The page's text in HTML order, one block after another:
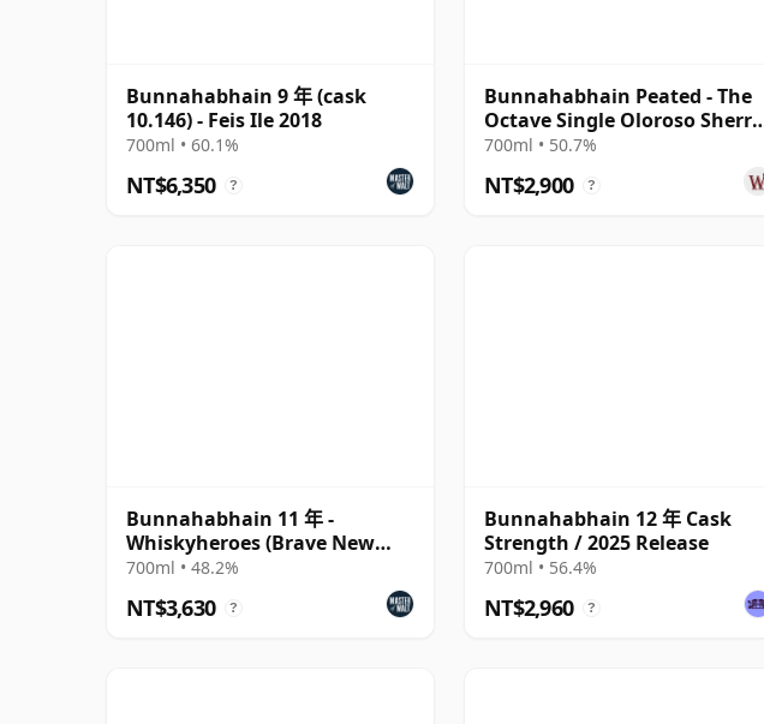
Bunnahabhain 9 年 (cask
10.146) - Feis Ile 2018
700ml • 60.1%
NT$6,350 ?
Bunnahabhain Peated - The
Octave Single Oloroso Sherry
Cask #38 2014 9 年
700ml • 50.7%
NT$2,900 ?
Bunnahabhain 11 年 -
Whiskyheroes (Brave New
Spirits)
700ml • 48.2%
NT$3,630 ?
Bunnahabhain 12 年 Cask
Strength / 2025 Release
700ml • 56.4%
NT$2,960 ?